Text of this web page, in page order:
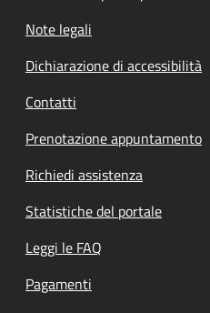
Note legali
Dichiarazione di accessibilità
Contatti
Prenotazione appuntamento
Richiedi assistenza
Statistiche del portale
Leggi le FAQ
Pagamenti